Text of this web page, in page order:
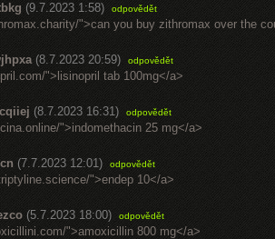
(9.7.2023 1:58) odpovědět
">can you buy zithromax over the
(8.7.2023 20:59) odpovědět
">lisinopril tab 100mg</a>
(8.7.2023 16:31) odpovědět
">indomethacin 25 mg</a>
(7.7.2023 12:01) odpovědět
">endep 10</a>
(5.7.2023 18:00) odpovědět
">amoxicillin 800 mg</a>